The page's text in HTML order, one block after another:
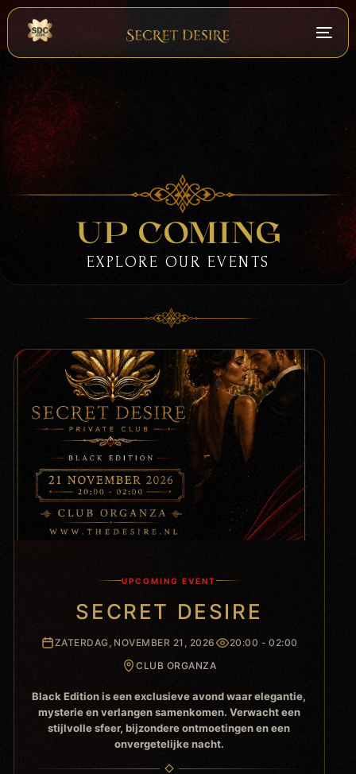
UP COMING
EXPLORE OUR EVENTS
UPCOMING EVENT
SECRET DESIRE
ZATERDAG, NOVEMBER 21, 2026
20:00 - 02:00
CLUB ORGANZA
Black Edition is een exclusieve avond waar elegantie,
mysterie en verlangen samenkomen. Verwacht een
stijlvolle sfeer, bijzondere ontmoetingen en een
onvergetelijke nacht.